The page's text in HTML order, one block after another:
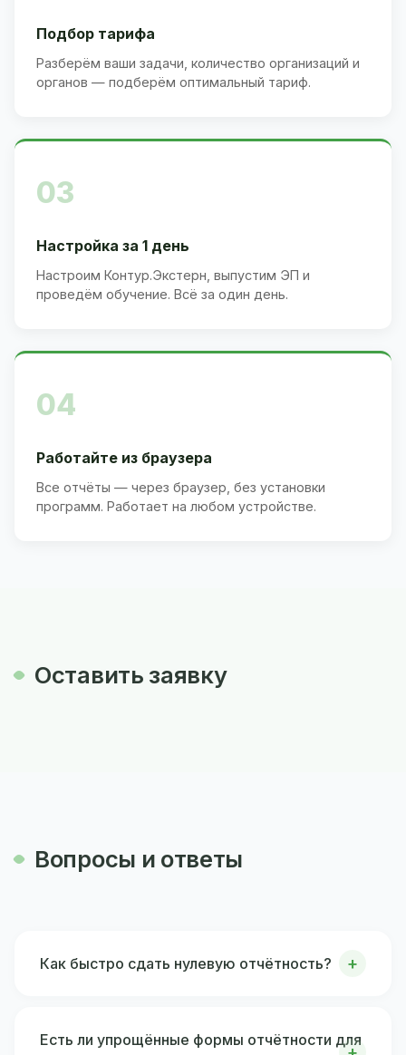
Подбор тарифа
Разберём ваши задачи, количество организаций и
органов — подберём оптимальный тариф.
03
Настройка за 1 день
Настроим Контур.Экстерн, выпустим ЭП и
проведём обучение. Всё за один день.
04
Работайте из браузера
Все отчёты — через браузер, без установки
программ. Работает на любом устройстве.
Оставить заявку
Вопросы и ответы
Как быстро сдать нулевую отчётность?
Есть ли упрощённые формы отчётности для